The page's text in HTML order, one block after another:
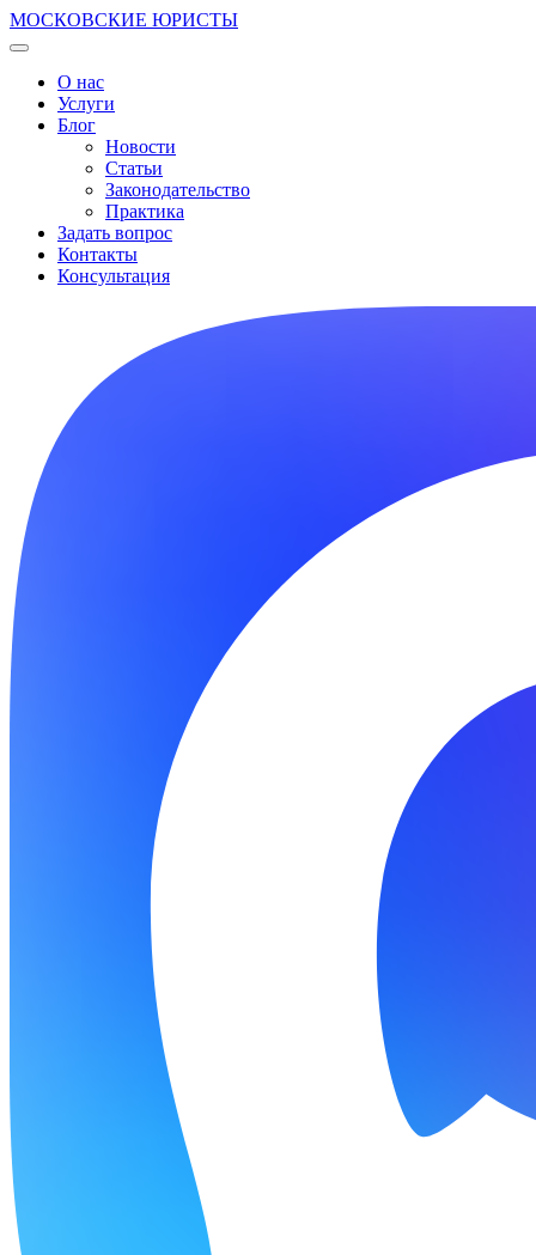
МОСКОВСКИЕ ЮРИСТЫ
О нас
Услуги
Блог
Новости
Статьи
Законодательство
Практика
Задать вопрос
Контакты
Консультация